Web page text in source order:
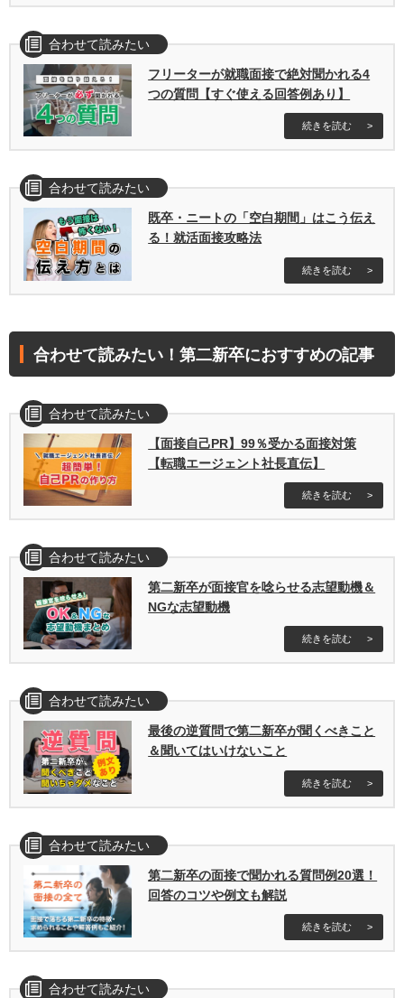
合わせて読みたい
フリーターが就職面接で絶対聞かれる4
つの質問【すぐ使える回答例あり】
続きを読む
合わせて読みたい
既卒・ニートの「空白期間」はこう伝え
る！就活面接攻略法
続きを読む
合わせて読みたい！第二新卒におすすめの記事
合わせて読みたい
【面接自己PR】99％受かる面接対策
【転職エージェント社長直伝】
続きを読む
合わせて読みたい
第二新卒が面接官を唸らせる志望動機＆
NGな志望動機
続きを読む
合わせて読みたい
最後の逆質問で第二新卒が聞くべきこと
＆聞いてはいけないこと
続きを読む
合わせて読みたい
第二新卒の面接で聞かれる質問例20選！
回答のコツや例文も解説
続きを読む
合わせて読みたい